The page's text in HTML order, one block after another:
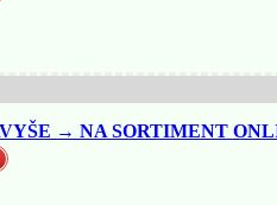
→ NA SORTIMENT